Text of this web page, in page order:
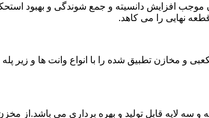
موجب افزایش دانسیته و جمع شوندگی و بهبود
نهایی را می کاهد.
و مخازن تطبیق شده را با انواع وانت ها و زیر
و سه لایه قابل تولید و بهره برداری می باشد.از